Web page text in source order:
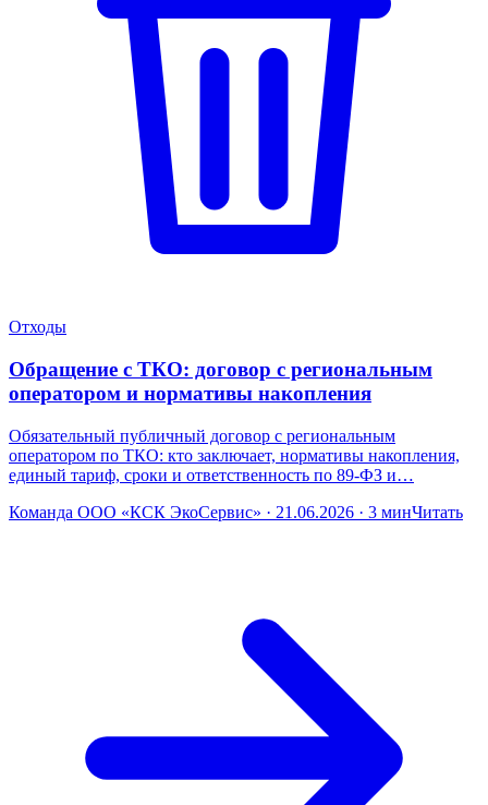
Отходы
Обращение с ТКО: договор с региональным
оператором и нормативы накопления
Обязательный публичный договор с региональным
оператором по ТКО: кто заключает, нормативы накопления,
единый тариф, сроки и ответственность по 89-ФЗ и…
Команда ООО «КСК ЭкоСервис» · 21.06.2026 · 3 минЧитать